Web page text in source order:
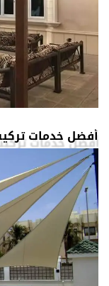
أفضل خدمات